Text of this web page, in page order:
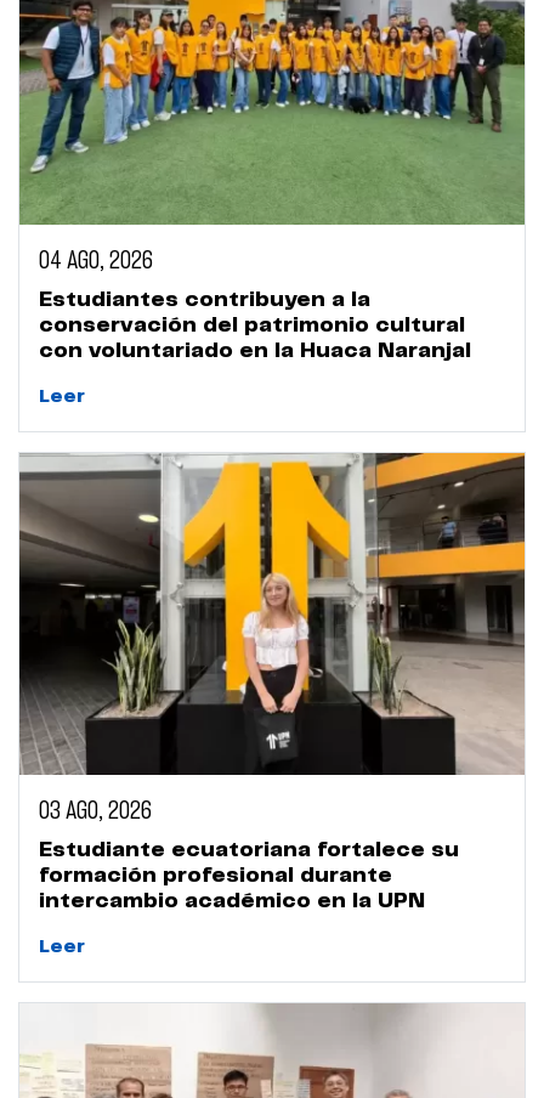
04 AGO, 2026
Estudiantes contribuyen a la
conservación del patrimonio cultural
con voluntariado en la Huaca Naranjal
Leer
03 AGO, 2026
Estudiante ecuatoriana fortalece su
formación profesional durante
intercambio académico en la UPN
Leer